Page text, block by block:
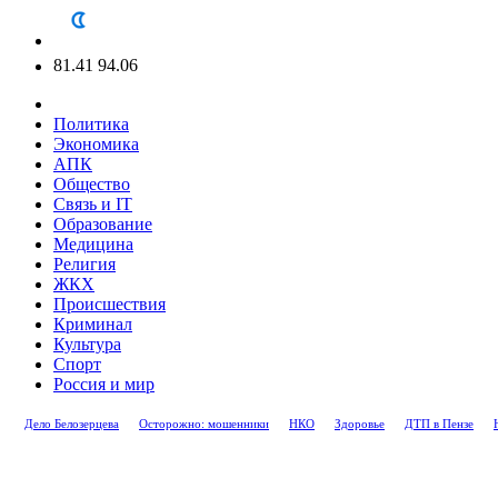
81.41 94.06
Политика
Экономика
АПК
Общество
Связь и IT
Образование
Медицина
Религия
ЖКХ
Происшествия
Криминал
Культура
Спорт
Россия и мир
Дело Белозерцева Осторожно: мошенники НКО Здоровье ДТП в Пензе